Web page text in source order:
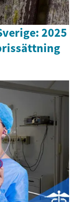
2025